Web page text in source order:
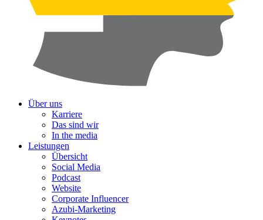
Über uns
Karriere
Das sind wir
In the media
Leistungen
Übersicht
Social Media
Podcast
Website
Corporate Influencer
Azubi-Marketing